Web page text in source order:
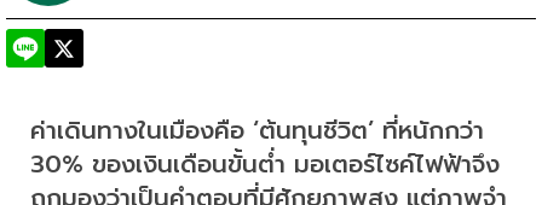
ค่าเดินทางในเมืองคือ ‘ต้นทุนชีวิต’ ที่หนักกว่า
30% ของเงินเดือนขั้นต่ำ มอเตอร์ไซค์ไฟฟ้าจึง
ถูกมองว่าเป็นคำตอบที่มีศักยภาพสูง แต่ภาพจำ